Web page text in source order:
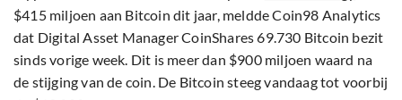
$415 miljoen aan Bitcoin dit jaar, meldde Coin98 Analytics
dat Digital Asset Manager CoinShares 69.730 Bitcoin bezit
sinds vorige week. Dit is meer dan $900 miljoen waard na
de stijging van de coin. De Bitcoin steeg vandaag tot voorbij